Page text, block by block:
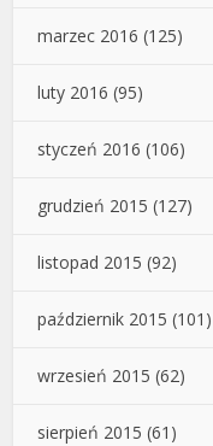
marzec 2016 (125)
luty 2016 (95)
styczeń 2016 (106)
grudzień 2015 (127)
listopad 2015 (92)
październik 2015 (101)
wrzesień 2015 (62)
sierpień 2015 (61)